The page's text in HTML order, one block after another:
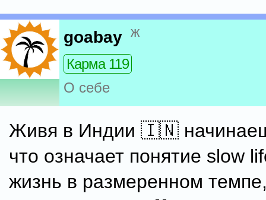
goabay ж
Карма 119
О себе
Живя в Индии 🇮🇳
что означает понятие slow
жизнь в размеренном